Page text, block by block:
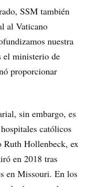
SSM también
al Vaticano
nuestra
el ministerio de
proporcionar
sin embargo, es
católicos
Ruth Hollenbeck, ex
en 2018 tras
en Missouri. En los